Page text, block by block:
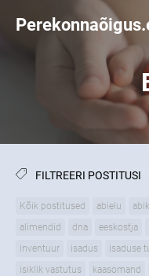
FILTREERI POSTITUSI
Kõik postitused abielu
alimendid
dna eeskostja
inventuur
isadus isaduse
isiklik vastutus
kaasomand